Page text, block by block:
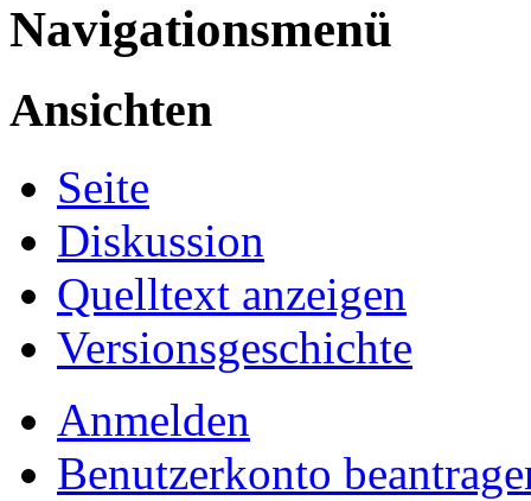
Navigationsmenü
Ansichten
Seite
Diskussion
Quelltext anzeigen
Versionsgeschichte
Anmelden
Benutzerkonto